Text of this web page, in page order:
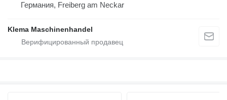
Германия, Freiberg am Neckar
Klema Maschinenhandel